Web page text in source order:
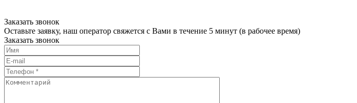
Заказать звонок
Оставьте заявку, наш оператор свяжется с Вами в течение 5 минут (в рабочее время)
Заказать звонок